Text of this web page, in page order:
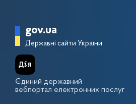
Головна
gov.ua
Державні сайти України
Єдиний державний
вебпортал електронних послуг